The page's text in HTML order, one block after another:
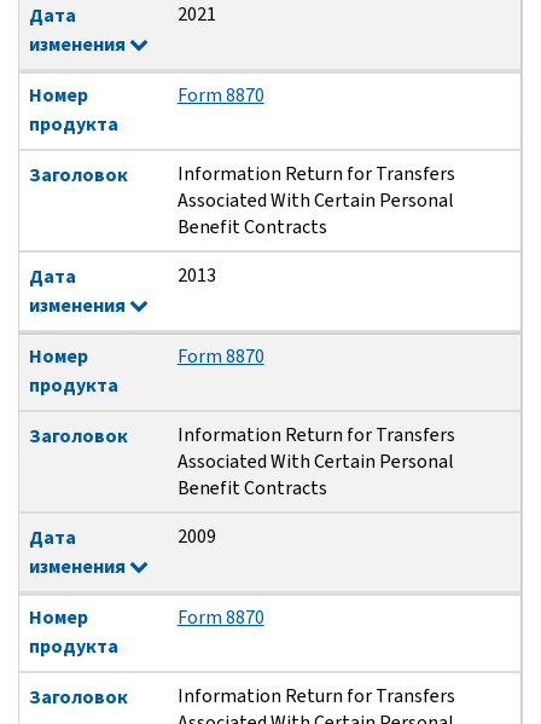
Дата
изменения
2021
Номер
продукта
Form 8870
Заголовок
Information Return for Transfers
Associated With Certain Personal
Benefit Contracts
Дата
изменения
2013
Номер
продукта
Form 8870
Заголовок
Information Return for Transfers
Associated With Certain Personal
Benefit Contracts
Дата
изменения
2009
Номер
продукта
Form 8870
Заголовок
Information Return for Transfers